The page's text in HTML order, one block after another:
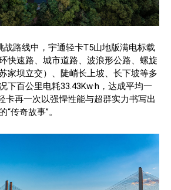
战路线中，宇通轻卡T5山地版满电标载
快速路、城市道路、波浪形公路、螺旋
家坝立交）、陡峭长上坡、长下坡等多
下百公里电耗33.43Kw·h，达成平均一
卡再一次以强悍性能与超群实力书写出
传奇故事”。